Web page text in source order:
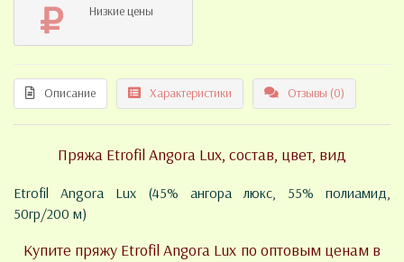
Низкие цены
Описание Характеристики Отзывы (0)
Пряжа Etrofil Angora Lux, состав, цвет, вид
Etrofil Angora Lux (45% ангора люкс, 55% полиамид,
50гр/200 м)
Купите пряжу Etrofil Angora Lux по оптовым ценам в